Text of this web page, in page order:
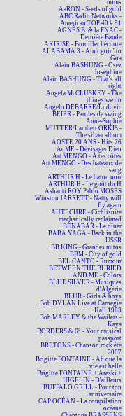
noms
AaRON - Seeds of gold
ABC Radio Networks -
American TOP 40 # 51
AGNÈS B. & la FNAC -
Dernière Bande
AKIRISE - Brouiller l'écoute
ALABAMA 3 - Ain't goin' to
Goa
Alain BASHUNG - Osez
Joséphine
Alain BASHUNG - That's all
right
Angela McCLUSKEY - The
things we do
Angelo DEBARRE/Ludovic
BEIER - Paroles de swing
Anne-Sophie
MUTTER/Lambert ORKIS -
The silver album
AOSTE 20 ANS - Hits 76
AqME - Dévisager Dieu
Art MENGO - À tes côtés
Art MENGO - Des bateaux de
sang
ARTHUR H - Le baron noir
ARTHUR H - Le goût du H
Ashanti ROY Pablo MOSES
Winston JARRETT - Natty will
fly again
AUTECHRE - Cichlisuite
mechanically reclaimed
BÉNABAR - Le dîner
BABA YAGA - Back in the
USSR
BB KING - Grandes mitos
BBM - City of gold
BEL CANTO - Rumour
BETWEEN THE BURIED
AND ME - Colors
BLUE SILVER - Musiques
d'Algérie
BLUR - Girls & boys
Bob DYLAN Live at Carnegie
Hall 1963
Bob MARLEY & the Wailers -
Kaya
BORDERS & 6° - Your musical
passport
BRETONS - Chanson rock été
2007
Brigitte FONTAINE - Ah que la
vie est belle
Brigitte FONTAINE + Areski +
HIGELIN - D'ailleurs
BUFFALO GRILL - Pour ton
anniversaire
CAP OCÉAN - La compilation
océane